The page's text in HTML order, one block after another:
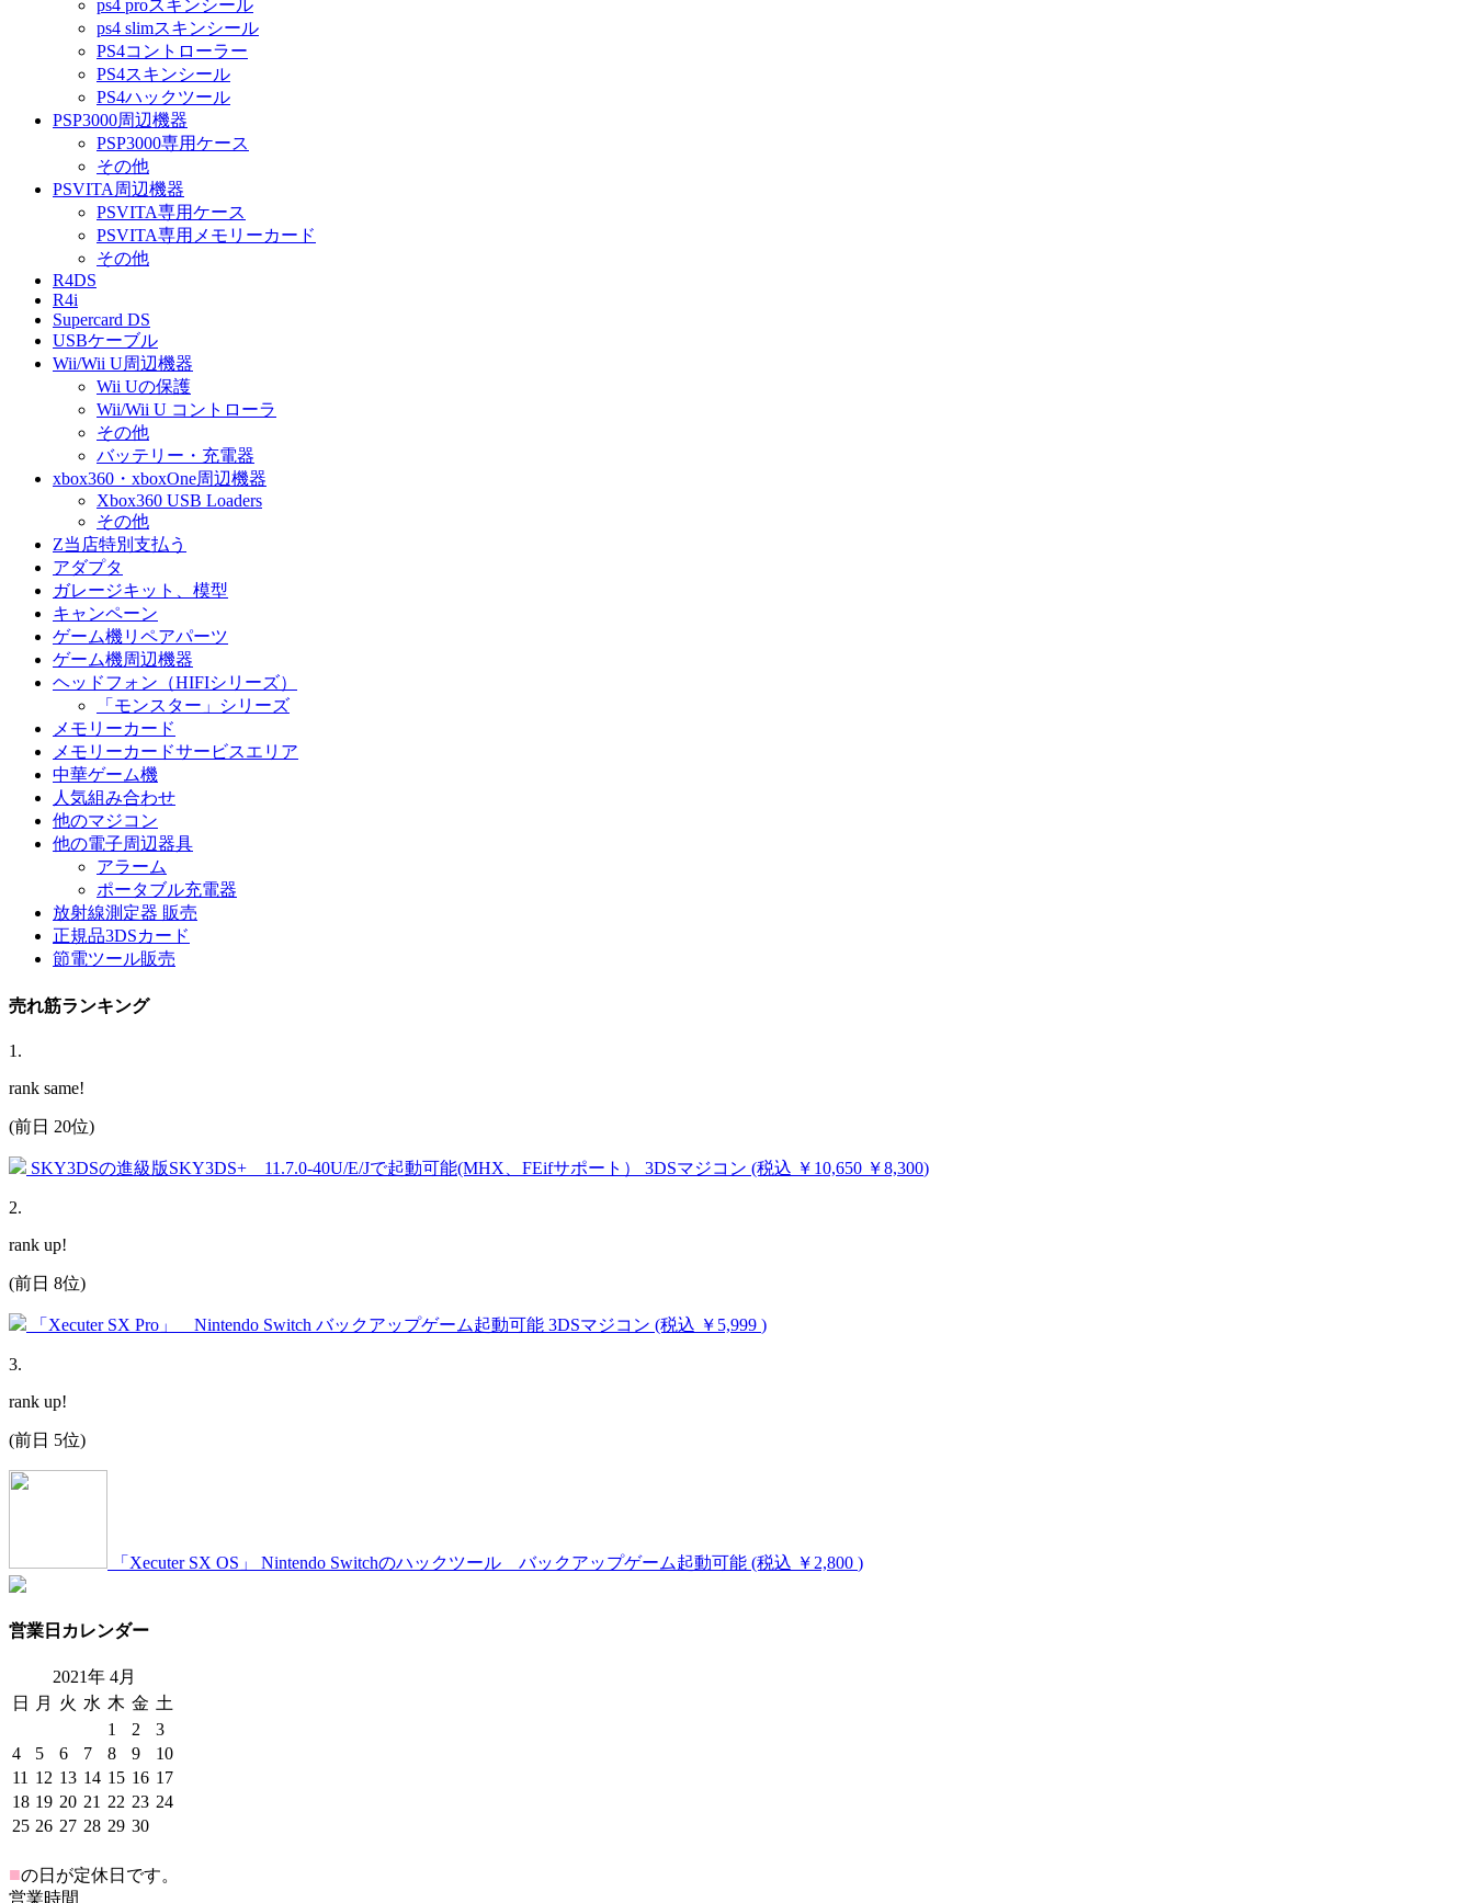
ps4 proスキンシール
ps4 slimスキンシール
PS4コントローラー
PS4スキンシール
PS4ハックツール
PSP3000周辺機器
PSP3000専用ケース
その他
PSVITA周辺機器
PSVITA専用ケース
PSVITA専用メモリーカード
その他
R4DS
R4i
Supercard DS
USBケーブル
Wii/Wii U周辺機器
Wii Uの保護
Wii/Wii U コントローラ
その他
バッテリー・充電器
xbox360・xboxOne周辺機器
Xbox360 USB Loaders
その他
Z当店特別支払う
アダプタ
ガレージキット、模型
キャンペーン
ゲーム機リペアパーツ
ゲーム機周辺機器
ヘッドフォン（HIFIシリーズ）
「モンスター」シリーズ
メモリーカード
メモリーカードサービスエリア
中華ゲーム機
人気組み合わせ
他のマジコン
他の電子周辺器具
アラーム
ポータブル充電器
放射線測定器 販売
正規品3DSカード
節電ツール販売
売れ筋ランキング
1 .
rank same!
(前日 20位)
SKY3DSの進級版SKY3DS+ 11.7.0-40U/E/Jで起動可能(MHX、FEifサポート） 3DSマジコン (税込 ￥10,650 ￥8,300)
2.
rank up!
(前日 8位)
「Xecuter SX Pro」 Nintendo Switch バックアップゲーム起動可能 3DSマジコン (税込 ￥5,999 )
3.
rank up!
(前日 5位)
「Xecuter SX OS」 Nintendo Switchのハックツール バックアップゲーム起動可能 (税込 ￥2,800 )
営業日カレンダー
2021年4月
日
月 火 水 木 金 土
1
2
3
4
5 6 7 8 9
10
11 12 13 14 15 16 17
18 19 20 21 22 23 24
25 26 27 28 29 30
■の日が定休日です。
営業時間